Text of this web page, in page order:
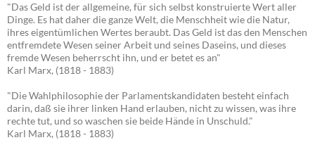
"Das Geld ist der allgemeine, für sich selbst konstruierte Wert aller
Dinge. Es hat daher die ganze Welt, die Menschheit wie die Natur,
ihres eigentümlichen Wertes beraubt. Das Geld ist das den Menschen
entfremdete Wesen seiner Arbeit und seines Daseins, und dieses
fremde Wesen beherrscht ihn, und er betet es an"
Karl Marx, (1818 - 1883)
"Die Wahlphilosophie der Parlamentskandidaten besteht einfach
darin, daß sie ihrer linken Hand erlauben, nicht zu wissen, was ihre
rechte tut, und so waschen sie beide Hände in Unschuld."
Karl Marx, (1818 - 1883)